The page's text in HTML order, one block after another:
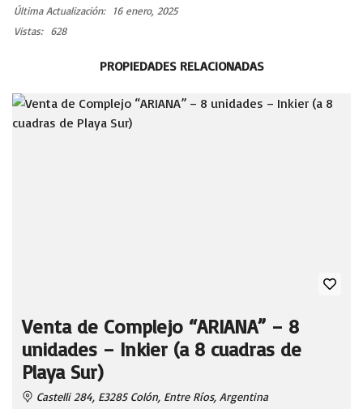
Última Actualización:
16 enero, 2025
Vistas:
628
PROPIEDADES RELACIONADAS
Venta de Complejo “ARIANA” – 8
unidades – Inkier (a 8 cuadras de
Playa Sur)
Castelli 284, E3285 Colón, Entre Ríos, Argentina